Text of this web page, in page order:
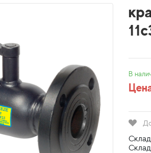
В
Склад